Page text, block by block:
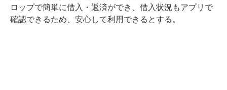
ロップで簡単に借入・返済ができ、借入状況もアプリで
確認できるため、安心して利用できるとする。